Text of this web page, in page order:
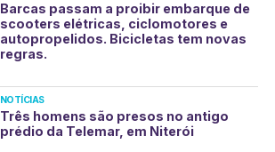
Barcas passam a proibir embarque de
scooters elétricas, ciclomotores e
autopropelidos. Bicicletas tem novas
regras.
NOTÍCIAS
Três homens são presos no antigo
prédio da Telemar, em Niterói